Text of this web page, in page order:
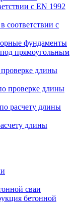
с EN 1992
соответствии с
фундаменты
прямоугольным
длины
проверке длины
расчету длины
длины
сваи
бетонной